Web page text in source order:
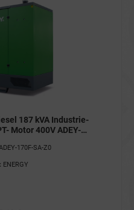
187 kVA Industrie-
Motor 400V ADEY-
170F-SA-Z0
ENERGY